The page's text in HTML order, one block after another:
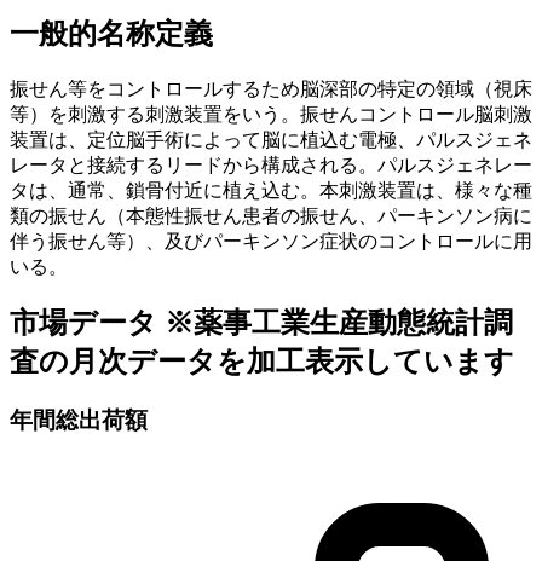
一般的名称定義
振せん等をコントロールするため脳深部の特定の領域（視床
等）を刺激する刺激装置をいう。振せんコントロール脳刺激
装置は、定位脳手術によって脳に植込む電極、パルスジェネ
レータと接続するリードから構成される。パルスジェネレー
タは、通常、鎖骨付近に植え込む。本刺激装置は、様々な種
類の振せん（本態性振せん患者の振せん、パーキンソン病に
伴う振せん等）、及びパーキンソン症状のコントロールに用
いる。
市場データ ※薬事工業生産動態統計調
査の月次データを加工表示しています
年間総出荷額